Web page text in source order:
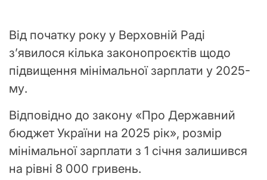
Від початку року у Верховній Раді
з’явилося кілька законопроєктів щодо
підвищення мінімальної зарплати у 2025-
му.
Відповідно до закону «Про Державний
бюджет України на 2025 рік», розмір
мінімальної зарплати з 1 січня залишився
на рівні 8 000 гривень.